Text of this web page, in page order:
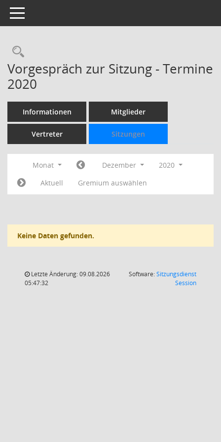
Toggle navigation
Rechercheauswahl
Vorgespräch zur Sitzung - Termine
2020
Informationen Mitglieder
Vertreter Sitzungen
Monat Dezember
2020
Aktuell
Gremium auswählen
Keine Daten gefunden.
Letzte Änderung: 09.08.2026
05:47:32
Software:Sitzungsdienst
Session(Wird in